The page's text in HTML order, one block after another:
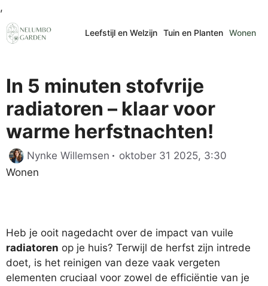
,
naar
de
Leefstijl en Welzijn Tuin en Planten Wonen
In 5 minuten stofvrije
radiatoren – klaar voor
warme herfstnachten!
Nynke Willemsen oktober 31 2025, 3:30
Wonen
Heb je ooit nagedacht over de impact van vuile
radiatoren op je huis? Terwijl de herfst zijn intrede
doet, is het reinigen van deze vaak vergeten
elementen cruciaal voor zowel de efficiëntie van je